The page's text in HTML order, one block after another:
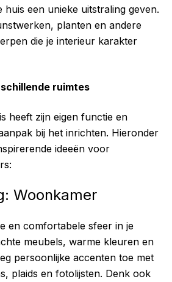
huis een unieke uitstraling geven.
planten en andere
die je interieur karakter
ruimtes
heeft zijn eigen functie en
bij het inrichten. Hieronder
ideeën voor
Woonkamer
en comfortabele sfeer in je
meubels, warme kleuren en
persoonlijke accenten toe met
plaids en fotolijsten. Denk ook